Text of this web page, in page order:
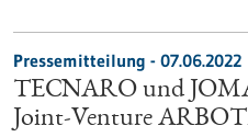
Pressemitteilung - 07.06.2022
TECNARO und
Joint-Venture